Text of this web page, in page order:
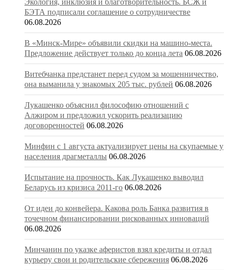
Экология, инклюзия и благотворительность. БСЖ и
БЭТА подписали соглашение о сотрудничестве
06.08.2026
В «Минск-Мире» объявили скидки на машино-места.
Предложение действует только до конца лета 06.08.2026
Витебчанка предстанет перед судом за мошенничество,
она выманила у знакомых 205 тыс. рублей 06.08.2026
Лукашенко объяснил философию отношений с
Алжиром и предложил ускорить реализацию
договоренностей 06.08.2026
Минфин с 1 августа актуализирует цены на скупаемые у
населения драгметаллы 06.08.2026
Испытание на прочность. Как Лукашенко выводил
Беларусь из кризиса 2011-го 06.08.2026
От идеи до конвейера. Какова роль Банка развития в
точечном финансировании рискованных инноваций
06.08.2026
Минчанин по указке аферистов взял кредиты и отдал
курьеру свои и родительские сбережения 06.08.2026